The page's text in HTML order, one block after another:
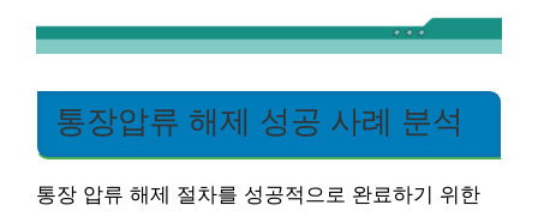
통장압류 해제 성공 사례 분석
통장 압류 해제 절차를 성공적으로 완료하기 위한